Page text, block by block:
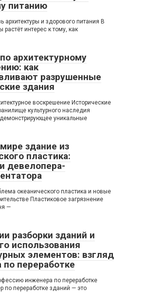
питанию
архитектуры и здорового питания В
интерес к тому, как
архитектурному
как
разрушенные
здания
воскрешение Исторические
культурного наследия
уникальные
здание из
пластика:
девелопера-
океанического пластика и новые
Пластиковое загрязнение
—
разборки зданий и
использования
элементов: взгляд
переработке
инженера по переработке
по переработке зданий — это